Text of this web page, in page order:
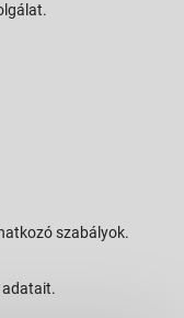
szabályok.
adatait.